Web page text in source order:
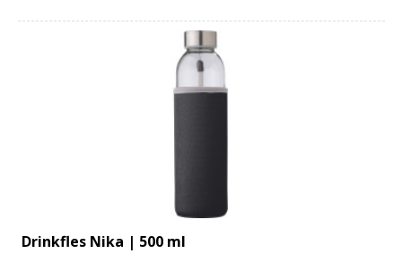
Drinkfles Nika | 500 ml